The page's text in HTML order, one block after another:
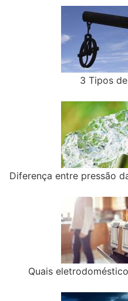
3 Tipos
Diferença entre pressão
Quais